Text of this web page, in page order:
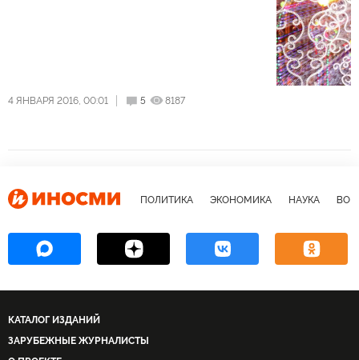
4 ЯНВАРЯ 2016, 00:01 5 8187
ПОЛИТИКА ЭКОНОМИКА НАУКА
КАТАЛОГ ИЗДАНИЙ
ЗАРУБЕЖНЫЕ ЖУРНАЛИСТЫ